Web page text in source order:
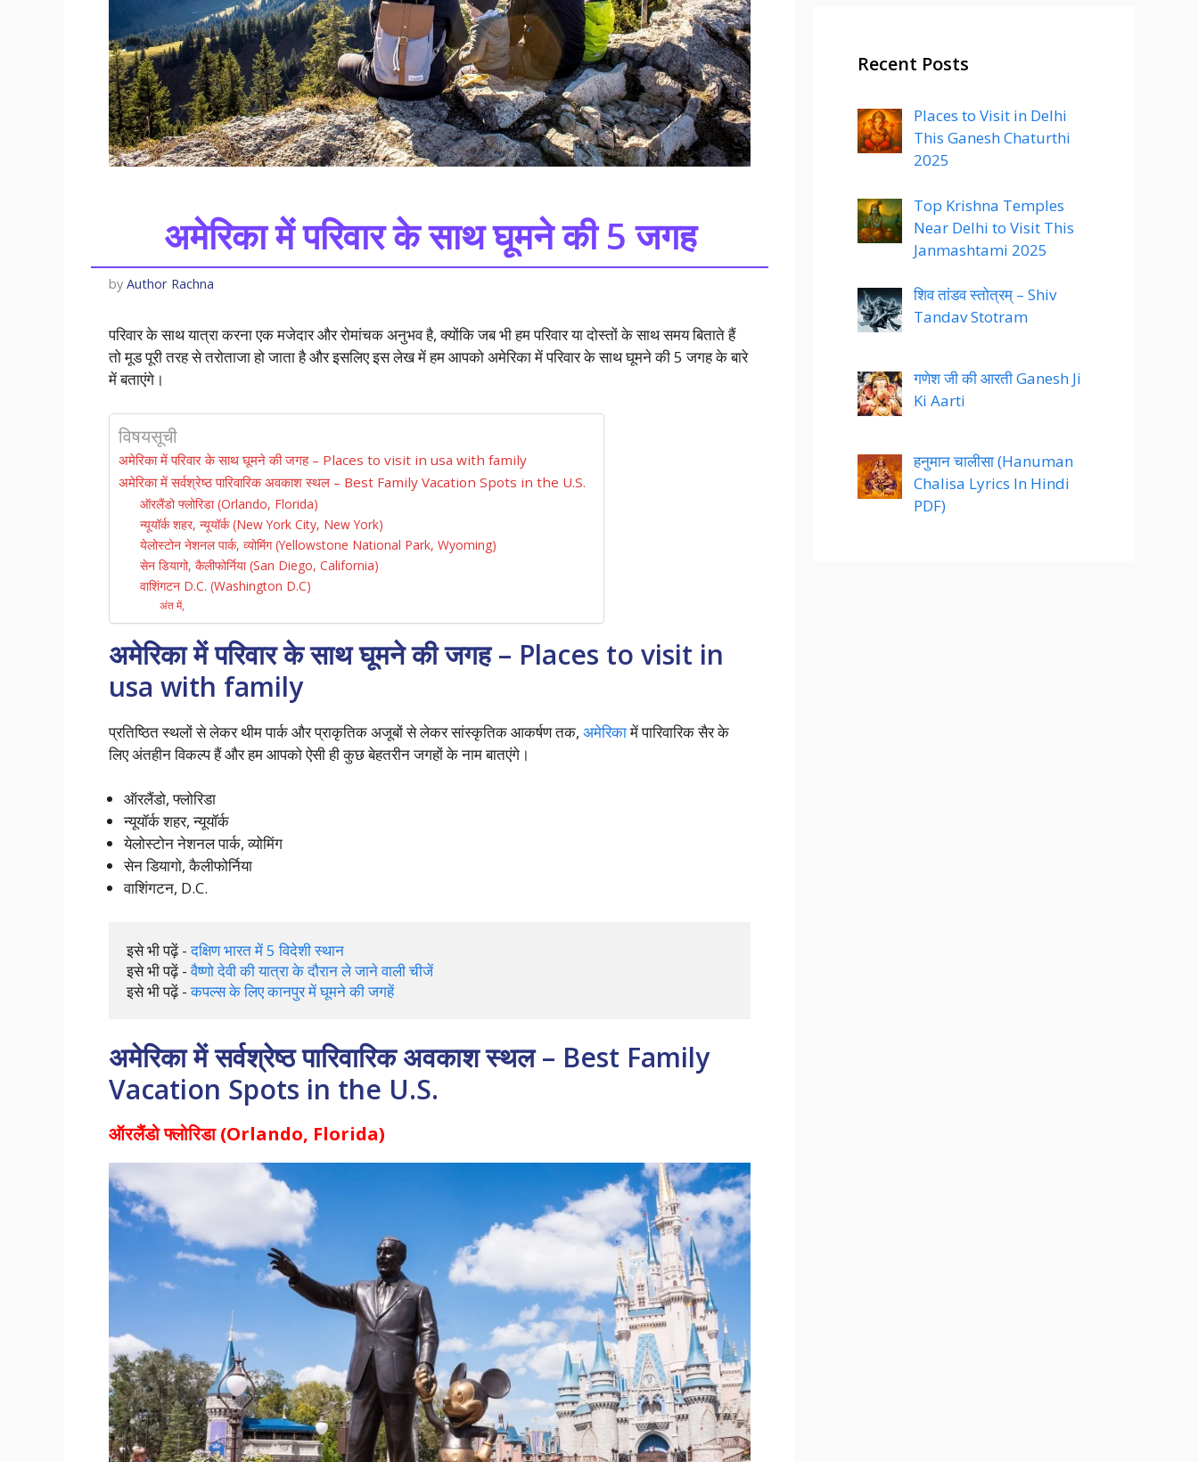
अमेरिका में परिवार के साथ घूमने की 5 जगह
by Author Rachna
परिवार के साथ यात्रा करना एक मजेदार और रोमांचक अनुभव है, क्योंकि जब भी हम परिवार या दोस्तों के साथ समय बिताते हैं
तो मूड पूरी तरह से तरोताजा हो जाता है और इसलिए इस लेख में हम आपको अमेरिका में परिवार के साथ घूमने की 5 जगह के बारे
में बताएंगे।
विषयसूची
अमेरिका में परिवार के साथ घूमने की जगह – Places to visit in usa with family
अमेरिका में सर्वश्रेष्ठ पारिवारिक अवकाश स्थल – Best Family Vacation Spots in the U.S.
ऑरलैंडो फ्लोरिडा (Orlando, Florida)
न्यूयॉर्क शहर, न्यूयॉर्क (New York City, New York)
येलोस्टोन नेशनल पार्क, व्योमिंग (Yellowstone National Park, Wyoming)
सेन डियागो, कैलीफोर्निया (San Diego, California)
वाशिंगटन D.C. (Washington D.C)
अंत में,
अमेरिका में परिवार के साथ घूमने की जगह – Places to visit in
usa with family
प्रतिष्ठित स्थलों से लेकर थीम पार्क और प्राकृतिक अजूबों से लेकर सांस्कृतिक आकर्षण तक, अमेरिकामें पारिवारिक सैर के
लिए अंतहीन विकल्प हैं और हम आपको ऐसी ही कुछ बेहतरीन जगहों के नाम बातएंगे।
ऑरलैंडो, फ्लोरिडा
न्यूयॉर्क शहर, न्यूयॉर्क
येलोस्टोन नेशनल पार्क, व्योमिंग
सेन डियागो, कैलीफोर्निया
वाशिंगटन, D.C.
इसे भी पढ़ें - दक्षिण भारत में 5 विदेशी स्थान
इसे भी पढ़ें - वैष्णो देवी की यात्रा के दौरान ले जाने वाली चीजें
इसे भी पढ़ें - कपल्स के लिए कानपुर में घूमने की जगहें
अमेरिका में सर्वश्रेष्ठ पारिवारिक अवकाश स्थल – Best Family
Vacation Spots in the U.S.
ऑरलैंडो फ्लोरिडा (Orlando, Florida)
Recent Posts
Places to Visit in Delhi
This Ganesh Chaturthi
2025
Top Krishna Temples
Near Delhi to Visit This
Janmashtami 2025
शिव तांडव स्तोत्रम् – Shiv
Tandav Stotram
गणेश जी की आरती Ganesh Ji
Ki Aarti
हनुमान चालीसा (Hanuman
Chalisa Lyrics In Hindi
PDF)